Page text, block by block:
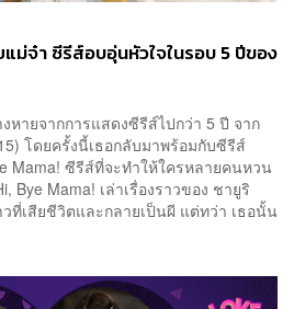
ม่จ๋า ซีรีส์อบอุ่นหัวใจในรอบ 5 ปีของ
ายจากการแสดงซีรีส์ไปกว่า 5 ปี จาก
โดยครั้งนี้เธอกลับมาพร้อมกับซีรีส์
Mama! ซีรีส์ที่จะทำให้ใครหลายคนหวน
Mama! เล่าเรื่องราวของ ชายูริ
เสียชีวิตและกลายเป็นผี แต่ทว่า เธอนั้น